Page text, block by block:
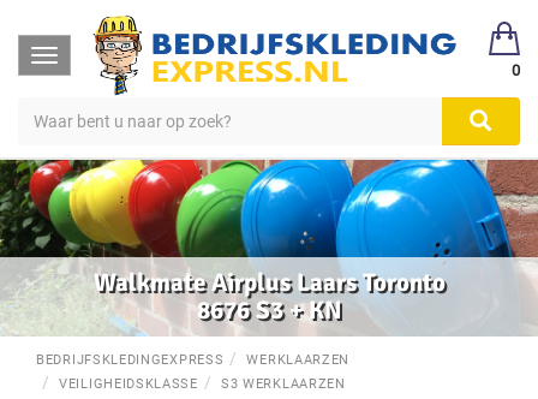
Toggle
navigation
0
Walkmate Airplus Laars Toronto
8676 S3 + KN
BEDRIJFSKLEDINGEXPRESS
WERKLAARZEN
VEILIGHEIDSKLASSE
S3 WERKLAARZEN